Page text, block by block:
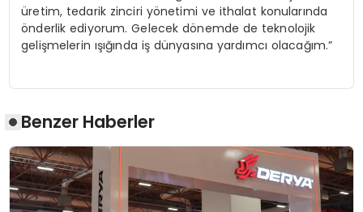
üretim, tedarik zinciri yönetimi ve ithalat konularında
önderlik ediyorum. Gelecek dönemde de teknolojik
gelişmelerin ışığında iş dünyasına yardımcı olacağım.”
Benzer Haberler